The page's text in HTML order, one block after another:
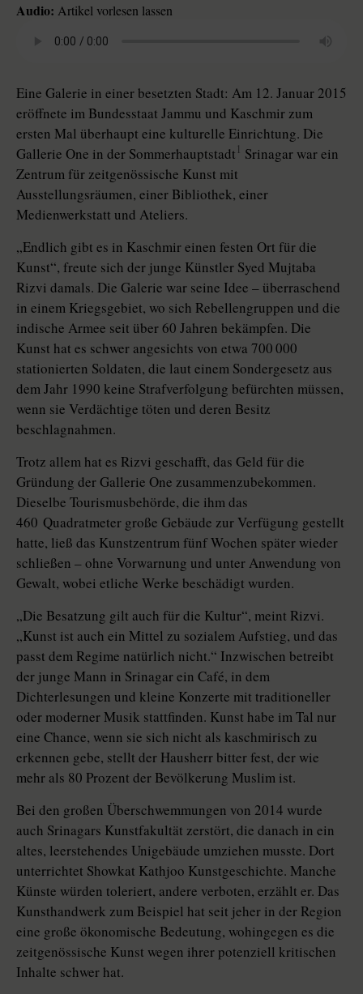
Audio: Artikel vorlesen lassen
Eine Galerie in einer besetzten Stadt: Am 12. Januar 2015
eröffnete im Bundesstaat Jammu und Kaschmir zum
ersten Mal überhaupt eine kulturelle Einrichtung. Die
Gallerie One in der Sommerhauptstadt 1 Srinagar war ein
Zen­trum für zeitgenössische Kunst mit
Ausstellungsräumen, einer Bibliothek, einer
Medienwerkstatt und Ateliers.
„Endlich gibt es in Kaschmir einen festen Ort für die
Kunst“, freute sich der junge Künstler Syed Mujtaba
Rizvi damals. Die Galerie war seine Idee – überraschend
in einem Kriegsgebiet, wo sich Rebellengruppen und die
indische Armee seit über 60 Jahren bekämpfen. Die
Kunst hat es schwer angesichts von etwa 700 000
stationierten Soldaten, die laut einem Sondergesetz aus
dem Jahr 1990 keine Strafverfolgung befürchten müssen,
wenn sie Verdächtige töten und deren Besitz
beschlagnahmen.
Trotz allem hat es Rizvi geschafft, das Geld für die
Gründung der Gallerie One zusammenzubekommen.
Dieselbe Tourismusbehörde, die ihm das
460 Quadratmeter große Gebäude zur Verfügung gestellt
hatte, ließ das Kunstzentrum fünf Wochen später wieder
schließen – ohne Vorwarnung und unter Anwendung von
Gewalt, wobei etliche Werke beschädigt wurden.
„Die Besatzung gilt auch für die Kultur“, meint Rizvi.
„Kunst ist auch ein Mittel zu sozialem Aufstieg, und das
passt dem Regime natürlich nicht.“ Inzwischen betreibt
der junge Mann in Srinagar ein Café, in dem
Dichterlesungen und kleine Konzerte mit traditioneller
oder moderner Musik stattfinden. Kunst habe im Tal nur
eine Chance, wenn sie sich nicht als kaschmirisch zu
erkennen gebe, stellt der Hausherr bitter fest, der wie
mehr als 80 Prozent der Bevölkerung Muslim ist.
Bei den großen Überschwemmungen von 2014 wurde
auch Srinagars Kunstfakultät zerstört, die danach in ein
altes, leerstehendes Unigebäude umziehen musste. Dort
unterrichtet Show­kat Kathjoo Kunstgeschichte. Manche
Künste würden toleriert, andere verboten, erzählt er. Das
Kunsthandwerk zum Beispiel hat seit jeher in der Region
eine große ökonomische Bedeutung, wohingegen es die
zeitgenössische Kunst wegen ihrer potenziell kritischen
Inhalte schwer hat.